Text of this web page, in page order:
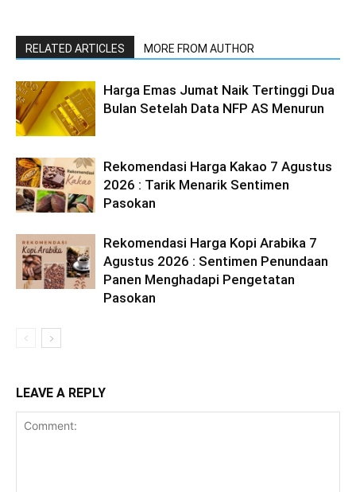
RELATED ARTICLES MORE FROM AUTHOR
Harga Emas Jumat Naik Tertinggi Dua
Bulan Setelah Data NFP AS Menurun
Rekomendasi Harga Kakao 7 Agustus
2026 : Tarik Menarik Sentimen
Pasokan
Rekomendasi Harga Kopi Arabika 7
Agustus 2026 : Sentimen Penundaan
Panen Menghadapi Pengetatan
Pasokan
LEAVE A REPLY